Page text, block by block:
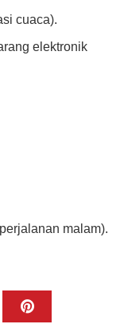
cuaca).
elektronik
malam).